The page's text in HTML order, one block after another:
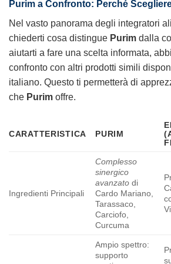
Purim a Confronto: Perché
Nel vasto panorama degli integratori
chiederti cosa distingue Purim dalla
aiutarti a fare una scelta informata,
confronto con altri prodotti simili
italiano. Questo ti permetterà di
che Purim offre.
CARATTERISTICA PURIM
Ingredienti Principali
Complesso
sinergico
avanzato di
Cardo Mariano,
Tarassaco,
Carciofo,
Curcuma
Ampio spettro:
supporto